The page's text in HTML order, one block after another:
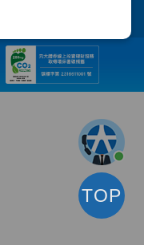
TOP